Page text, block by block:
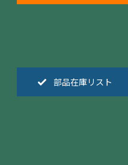
部品在庫リスト